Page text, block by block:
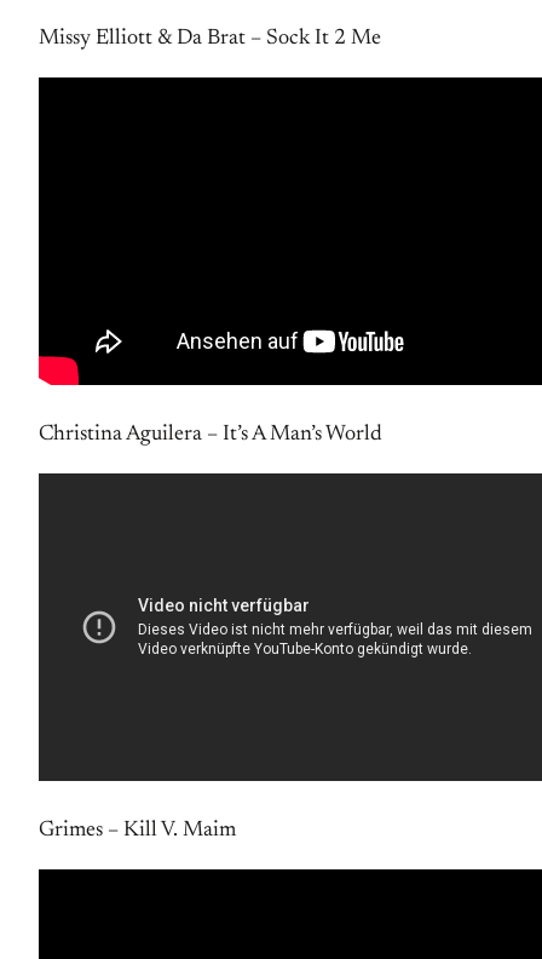
Missy Elliott & Da Brat – Sock It 2 Me
Christina Aguilera – It’s A Man’s World
Grimes – Kill V. Maim